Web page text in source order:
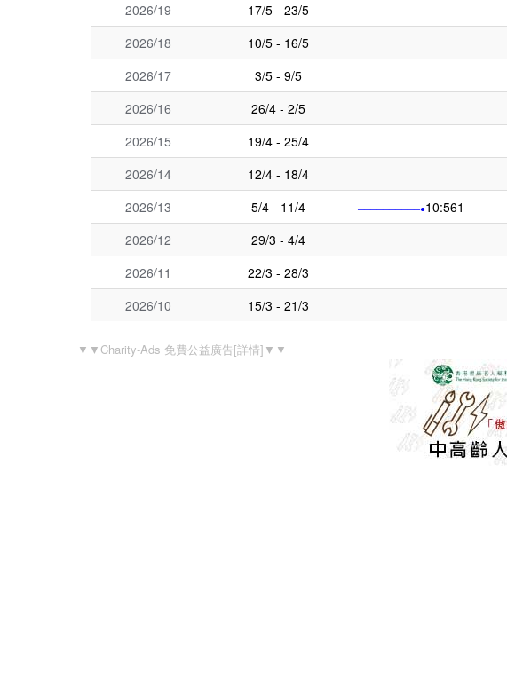
2026/19
17/5 - 23/5
2026/18
10/5 - 16/5
2026/17
3/5 - 9/5
2026/16
26/4 - 2/5
2026/15
19/4 - 25/4
2026/14
12/4 - 18/4
2026/13
5/4 - 11/4 ──────────●10:561
2026/12
29/3 - 4/4
2026/11
22/3 - 28/3
2026/10
15/3 - 21/3
▼▼Charity-Ads 免費公益廣告[詳情]▼▼